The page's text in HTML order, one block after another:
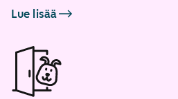
Lue lisää